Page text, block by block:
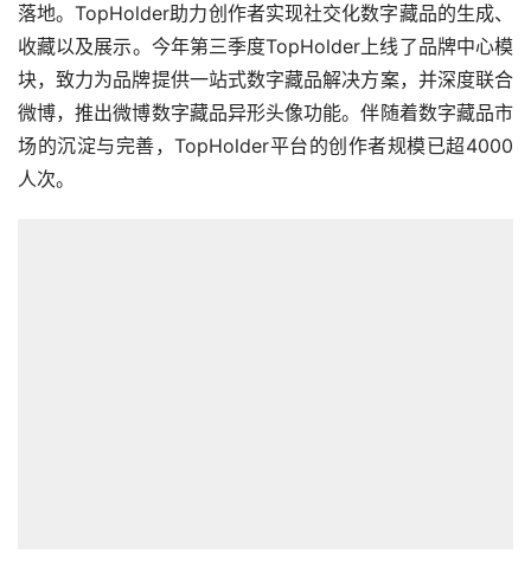
落地。TopHolder助力创作者实现社交化数字藏品的生成、
收藏以及展示。今年第三季度TopHolder上线了品牌中心模
块，致力为品牌提供一站式数字藏品解决方案，并深度联合
微博，推出微博数字藏品异形头像功能。伴随着数字藏品市
场的沉淀与完善，TopHolder平台的创作者规模已超4000
人次。